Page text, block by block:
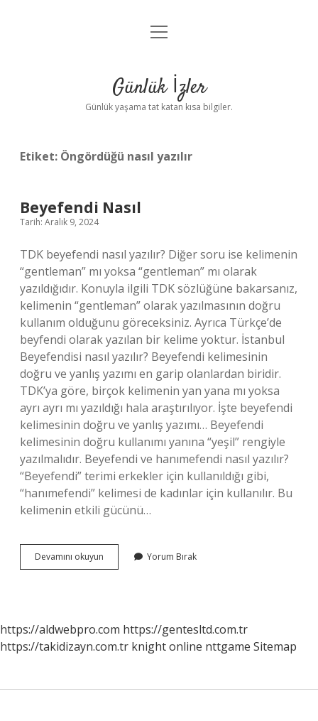
Anasayfa
Yasal Uyarı
menüyü
Günlük İzler
Günlük yaşama tat katan kısa bilgiler.
Etiket: Öngördüğü nasıl yazılır
Beyefendi Nasıl
Tarih: Aralık 9, 2024
TDK beyefendi nasıl yazılır? Diğer soru ise kelimenin
“gentleman” mı yoksa “gentleman” mı olarak
yazıldığıdır. Konuyla ilgili TDK sözlüğüne bakarsanız,
kelimenin “gentleman” olarak yazılmasının doğru
kullanım olduğunu göreceksiniz. Ayrıca Türkçe’de
beyfendi olarak yazılan bir kelime yoktur. İstanbul
Beyefendisi nasıl yazılır? Beyefendi kelimesinin
doğru ve yanlış yazımı en garip olanlardan biridir.
TDK’ya göre, birçok kelimenin yan yana mı yoksa
ayrı ayrı mı yazıldığı hala araştırılıyor. İşte beyefendi
kelimesinin doğru ve yanlış yazımı… Beyefendi
kelimesinin doğru kullanımı yanına “yeşil” rengiyle
yazılmalıdır. Beyefendi ve hanımefendi nasıl yazılır?
“Beyefendi” terimi erkekler için kullanıldığı gibi,
“hanımefendi” kelimesi de kadınlar için kullanılır. Bu
kelimenin etkili gücünü…
Devamını okuyun Beyefendi
Nasıl
Yorum Bırak
https://aldwebpro.com https://gentesltd.com.tr
https://takidizayn.com.tr knight online nttgame Sitemap